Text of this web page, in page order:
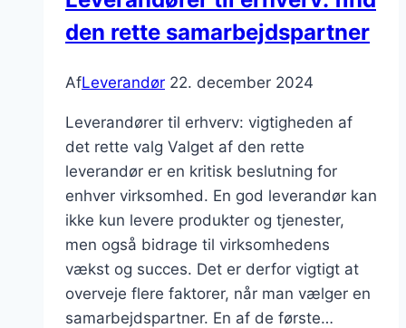
og
den rette samarbejdspartner
AfLeverandør 22. december 2024
Leverandører til erhverv: vigtigheden af
det rette valg Valget af den rette
leverandør er en kritisk beslutning for
enhver virksomhed. En god leverandør kan
ikke kun levere produkter og tjenester,
men også bidrage til virksomhedens
vækst og succes. Det er derfor vigtigt at
overveje flere faktorer, når man vælger en
samarbejdspartner. En af de første…